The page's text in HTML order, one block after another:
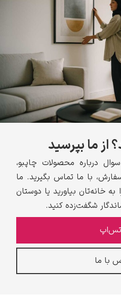
از ما بپرسید
درباره محصولات چاپبو،
با ما تماس بگیرید. ما
خانه‌تان بیاورید یا دوستان
شگفت‌زده کنید.
با ما